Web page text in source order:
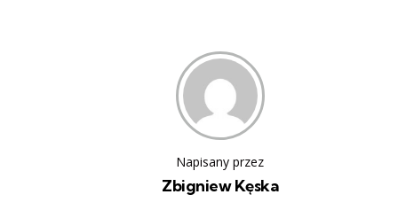
Napisany przez
Zbigniew Kęska